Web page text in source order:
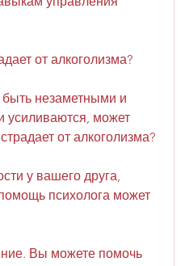
от алкоголизма?
быть незаметными и
усиливаются, может
от алкоголизма?
у вашего друга,
психолога может
Вы можете помочь